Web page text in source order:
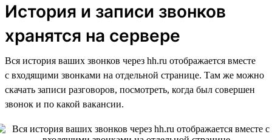
История и записи звонков
хранятся на сервере
Вся история ваших звонков через hh.ru отображается вместе
с входящими звонками на отдельной странице. Там же можно
скачать записи разговоров, посмотреть, когда был совершен
звонок и по какой вакансии.